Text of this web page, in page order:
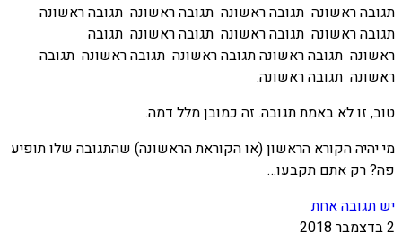
תגובה ראשונה תגובה ראשונה תגובה ראשונה תגובה ראשונה
תגובה ראשונה תגובה ראשונה תגובה ראשונה תגובה
ראשונה תגובה ראשונה תגובה ראשונה תגובה ראשונה תגובה
ראשונה תגובה ראשונה.
טוב, זו לא באמת תגובה. זה כמובן מלל דמה.
מי יהיה הקורא הראשון (או הקוראת הראשונה) שהתגובה שלו תופיע
פה? רק אתם תקבעו…
יש תגובה אחת
2 בדצמבר 2018